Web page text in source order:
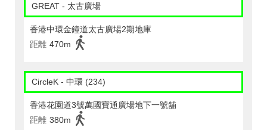
GREAT - 太古廣場
香港中環金鐘道太古廣場2期地庫
距離 470m
CircleK - 中環 (234)
香港花園道3號萬國寶通廣場地下一號舖
距離 380m